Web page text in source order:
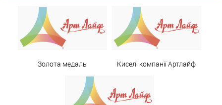
Золота медаль Киселі компанії Артлайф